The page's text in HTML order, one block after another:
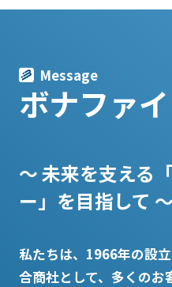
Message
ボナファ
〜 未来を支える
ー」を目指して 〜
私たちは、1966年の設
合商社として、 多くのお